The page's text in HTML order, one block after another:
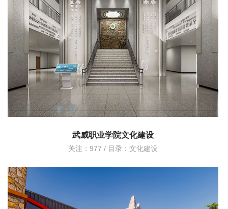
武威职业学院文化建设
关注：977 / 目录： 文化建设